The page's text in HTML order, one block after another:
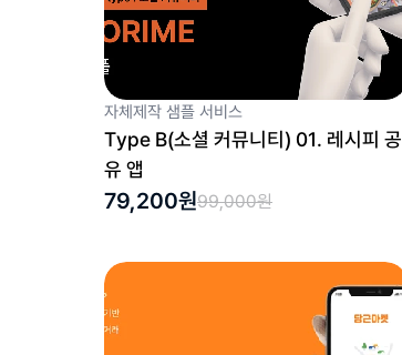
자체제작 샘플 서비스
Type B(소셜 커뮤니티) 01. 레시피 공
유 앱
79,200원99,000원